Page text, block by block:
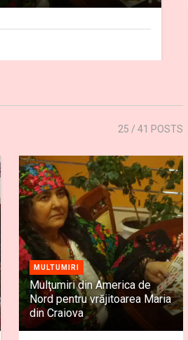
25 / 41 POSTS
MULTUMIRI
Mulţumiri din America de
Nord pentru vrăjitoarea Maria
din Craiova